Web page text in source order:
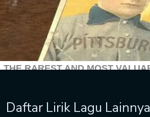
Daftar Lirik Lagu Lainnya